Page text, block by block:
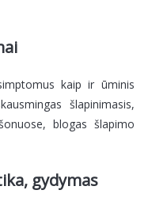
kaip ir ūminis
šlapinimasis,
blogas šlapimo
gydymas